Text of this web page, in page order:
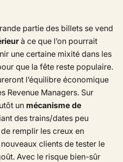
partie des billets se vend
à ce que l’on pourrait
une certaine mixité dans les
que la fête reste populaire.
l’équilibre économique
Revenue Managers. Sur
un mécanisme de
des trains/dates peu
remplir les creux en
clients de tester le
Avec le risque bien-sûr